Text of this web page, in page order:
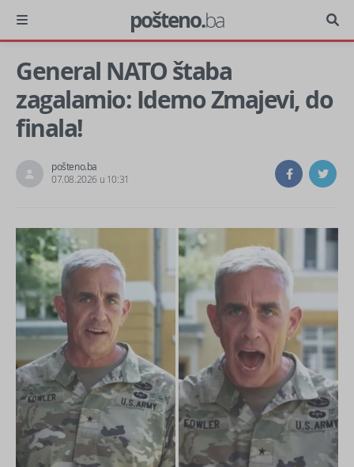
pošteno.ba
General NATO štaba
zagalamio: Idemo Zmajevi, do
finala!
pošteno.ba
07.08.2026 u 10:31